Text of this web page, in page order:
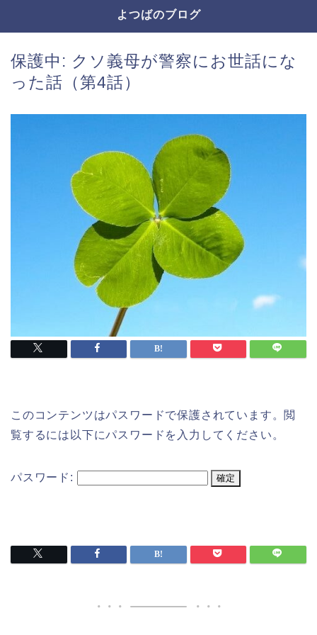
よつばのブログ
保護中: クソ義母が警察にお世話にな
った話（第4話）
このコンテンツはパスワードで保護されています。閲
覧するには以下にパスワードを入力してください。
パスワード: